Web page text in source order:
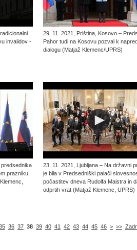
invalidov -
29. 11. 2021, Priština, Kosovo –
Pahor tudi na Kosovu pozval k
dialogu (Matjaž Klemenc/UPRS)
predsednika
prazniku,
23. 11. 2021, Ljubljana – Na državni
je bila v Predsedniški palači
počastitev dneva Rudolfa Maistra in
odprtih vrat (Matjaž Klemenc, UPRS)
36 37 38 39 40 41 42 43 44 45 46 > >>